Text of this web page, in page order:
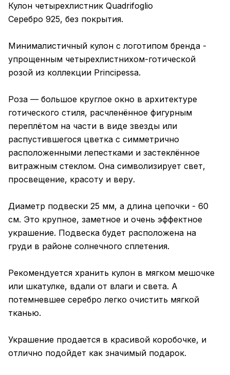
Кулон четырехлистник Quadrifoglio
Серебро 925, без покрытия.
Минималистичный кулон с логотипом бренда -
упрощенным четырехлистнихом-готической
розой из коллекции Principessa.
Роза — большое круглое окно в архитектуре
готического стиля, расчленённое фигурным
переплётом на части в виде звезды или
распустившегося цветка с симметрично
расположенными лепестками и застеклённое
витражным стеклом. Она символизирует свет,
просвещение, красоту и веру.
Диаметр подвески 25 мм, а длина цепочки - 60
см. Это крупное, заметное и очень эффектное
украшение. Подвеска будет расположена на
груди в районе солнечного сплетения.
Рекомендуется хранить кулон в мягком мешочке
или шкатулке, вдали от влаги и света. А
потемневшее серебро легко очистить мягкой
тканью.
Украшение продается в красивой коробочке, и
отлично подойдет как значимый подарок.